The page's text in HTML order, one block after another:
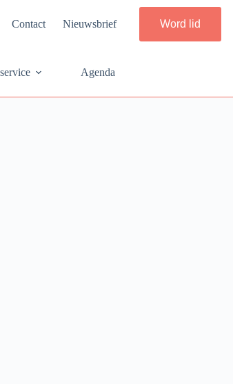
Contact Nieuwsbrief Word lid
Agenda